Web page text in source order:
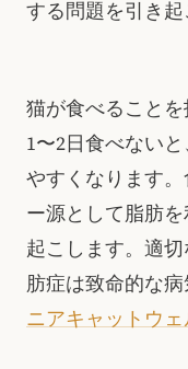
する問題を引き起
猫が食べること
1〜2日食べない
やすくなります
ー源として脂肪
起こします。適
肪症は致命的な
ニアキャットウェ